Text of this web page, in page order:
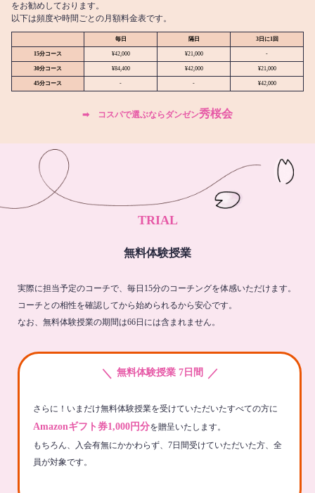
をお勧めしております。
以下は頻度や時間ごとの月額料金表です。
毎日 隔日 3日に1回
15分コース ¥42,000 ¥21,000 -
30分コース ¥84,400 ¥42,000 ¥21,000
45分コース - - ¥42,000
➡︎ コスパで選ぶならダンゼン秀桜会
TRIAL
無料体験授業
実際に担当予定のコーチで、毎日15分のコーチングを体感いただけます。
コーチとの相性を確認してから始められるから安心です。
なお、無料体験授業の期間は66日には含まれません。
＼ 無料体験授業 7日間 ／
さらに！いまだけ無料体験授業を受けていただいたすべての方に
Amazonギフト券1,000円分を贈呈いたします。
もちろん、入会有無にかかわらず、7日間受けていただいた方、全
員が対象です。